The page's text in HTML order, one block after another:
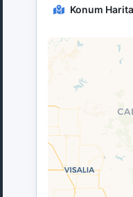
Konum